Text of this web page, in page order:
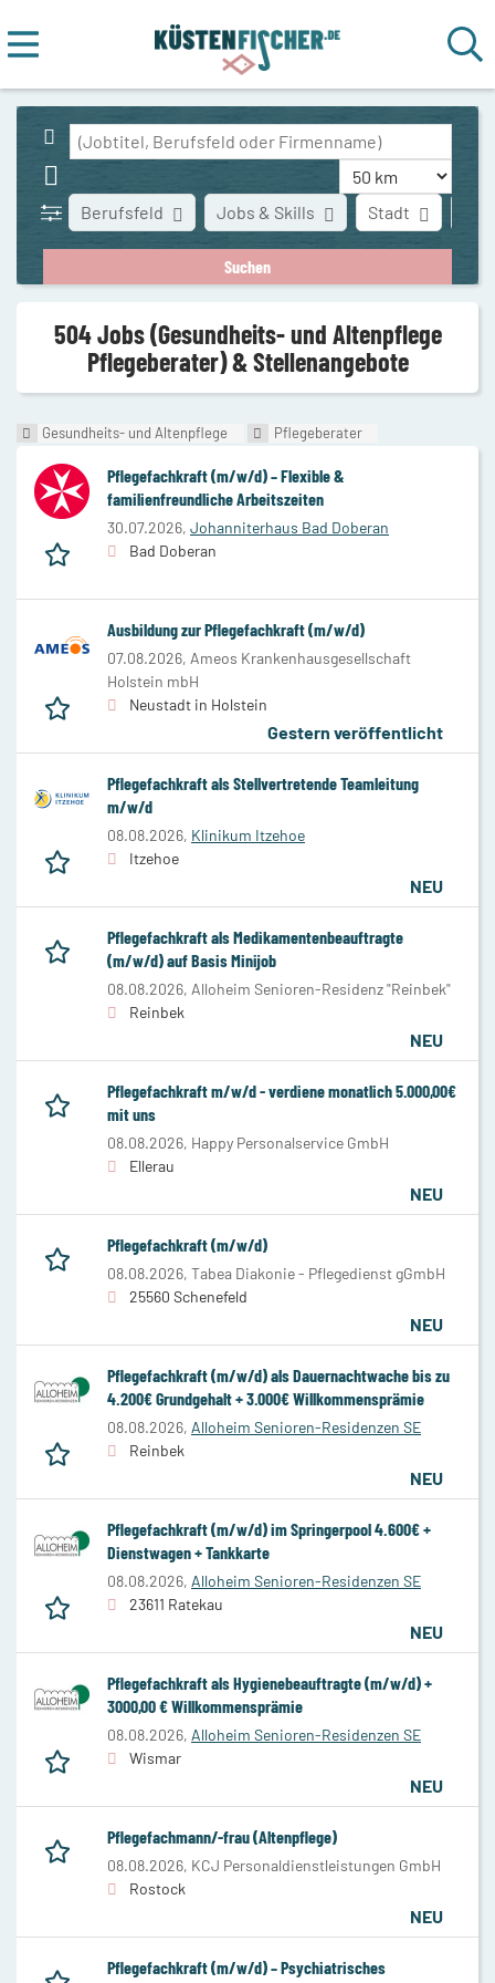
Stadt
Berufsfeld Jobs & Skills
504 Jobs (Gesundheits- und Altenpflege
Pflegeberater) & Stellenangebote
Gesundheits- und Altenpflege Pflegeberater
Pflegefachkraft (m/w/d) – Flexible &
familienfreundliche Arbeitszeiten
30.07.2026, Johanniterhaus Bad Doberan
Bad Doberan
Ausbildung zur Pflegefachkraft (m/w/d)
07.08.2026, Ameos Krankenhausgesellschaft
Holstein mbH
Neustadt in Holstein
Gestern veröffentlicht
Pflegefachkraft als Stellvertretende Teamleitung
m/w/d
08.08.2026, Klinikum Itzehoe
Itzehoe
NEU
Pflegefachkraft als Medikamentenbeauftragte
(m/w/d) auf Basis Minijob
08.08.2026, Alloheim Senioren-Residenz "Reinbek"
Reinbek
NEU
Pflegefachkraft m/w/d - verdiene monatlich 5.000,00€
mit uns
08.08.2026, Happy Personalservice GmbH
Ellerau
NEU
Pflegefachkraft (m/w/d)
08.08.2026, Tabea Diakonie - Pflegedienst gGmbH
25560 Schenefeld
NEU
Pflegefachkraft (m/w/d) als Dauernachtwache bis zu
4.200€ Grundgehalt + 3.000€ Willkommensprämie
08.08.2026, Alloheim Senioren-Residenzen SE
Reinbek
NEU
Pflegefachkraft (m/w/d) im Springerpool 4.600€ +
Dienstwagen + Tankkarte
08.08.2026, Alloheim Senioren-Residenzen SE
23611 Ratekau
NEU
Pflegefachkraft als Hygienebeauftragte (m/w/d) +
3000,00 € Willkommensprämie
08.08.2026, Alloheim Senioren-Residenzen SE
Wismar
NEU
Pflegefachmann/-frau (Altenpflege)
08.08.2026, KCJ Personaldienstleistungen GmbH
Rostock
NEU
Pflegefachkraft (m/w/d) – Psychiatrisches